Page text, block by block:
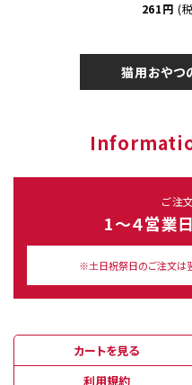
261円 (
猫用おやつ
ご注
1～４営業
※土日祝祭日のご注文は
カートを見る
利用規約